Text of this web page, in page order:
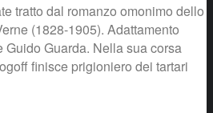
tratto dal romanzo omonimo dello
(1828-1905). Adattamento
Guido Guarda. Nella sua corsa
finisce prigioniero dei tartari